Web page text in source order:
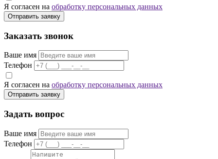
Я согласен на обработку персональных данных
Отправить заявку
Заказать звонок
Ваше имя
Телефон
Я согласен на обработку персональных данных
Отправить заявку
Задать вопрос
Ваше имя
Телефон